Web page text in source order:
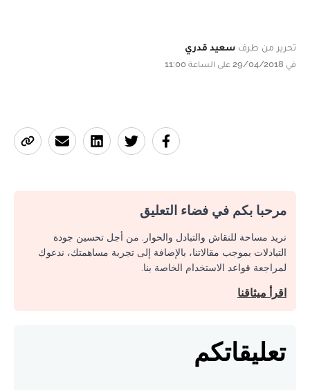
تحرير من طرف سعيد قدري
في 29/04/2018 على الساعة 11:00
مرحبا بكم في فضاء التعليق
نريد مساحة للنقاش والتبادل والحوار. من أجل تحسين جودة
التبادلات بموجب مقالاتنا، بالإضافة إلى تجربة مساهمتك، ندعوك
لمراجعة قواعد الاستخدام الخاصة بنا.
اقرأ ميثاقنا
تعليقاتكم